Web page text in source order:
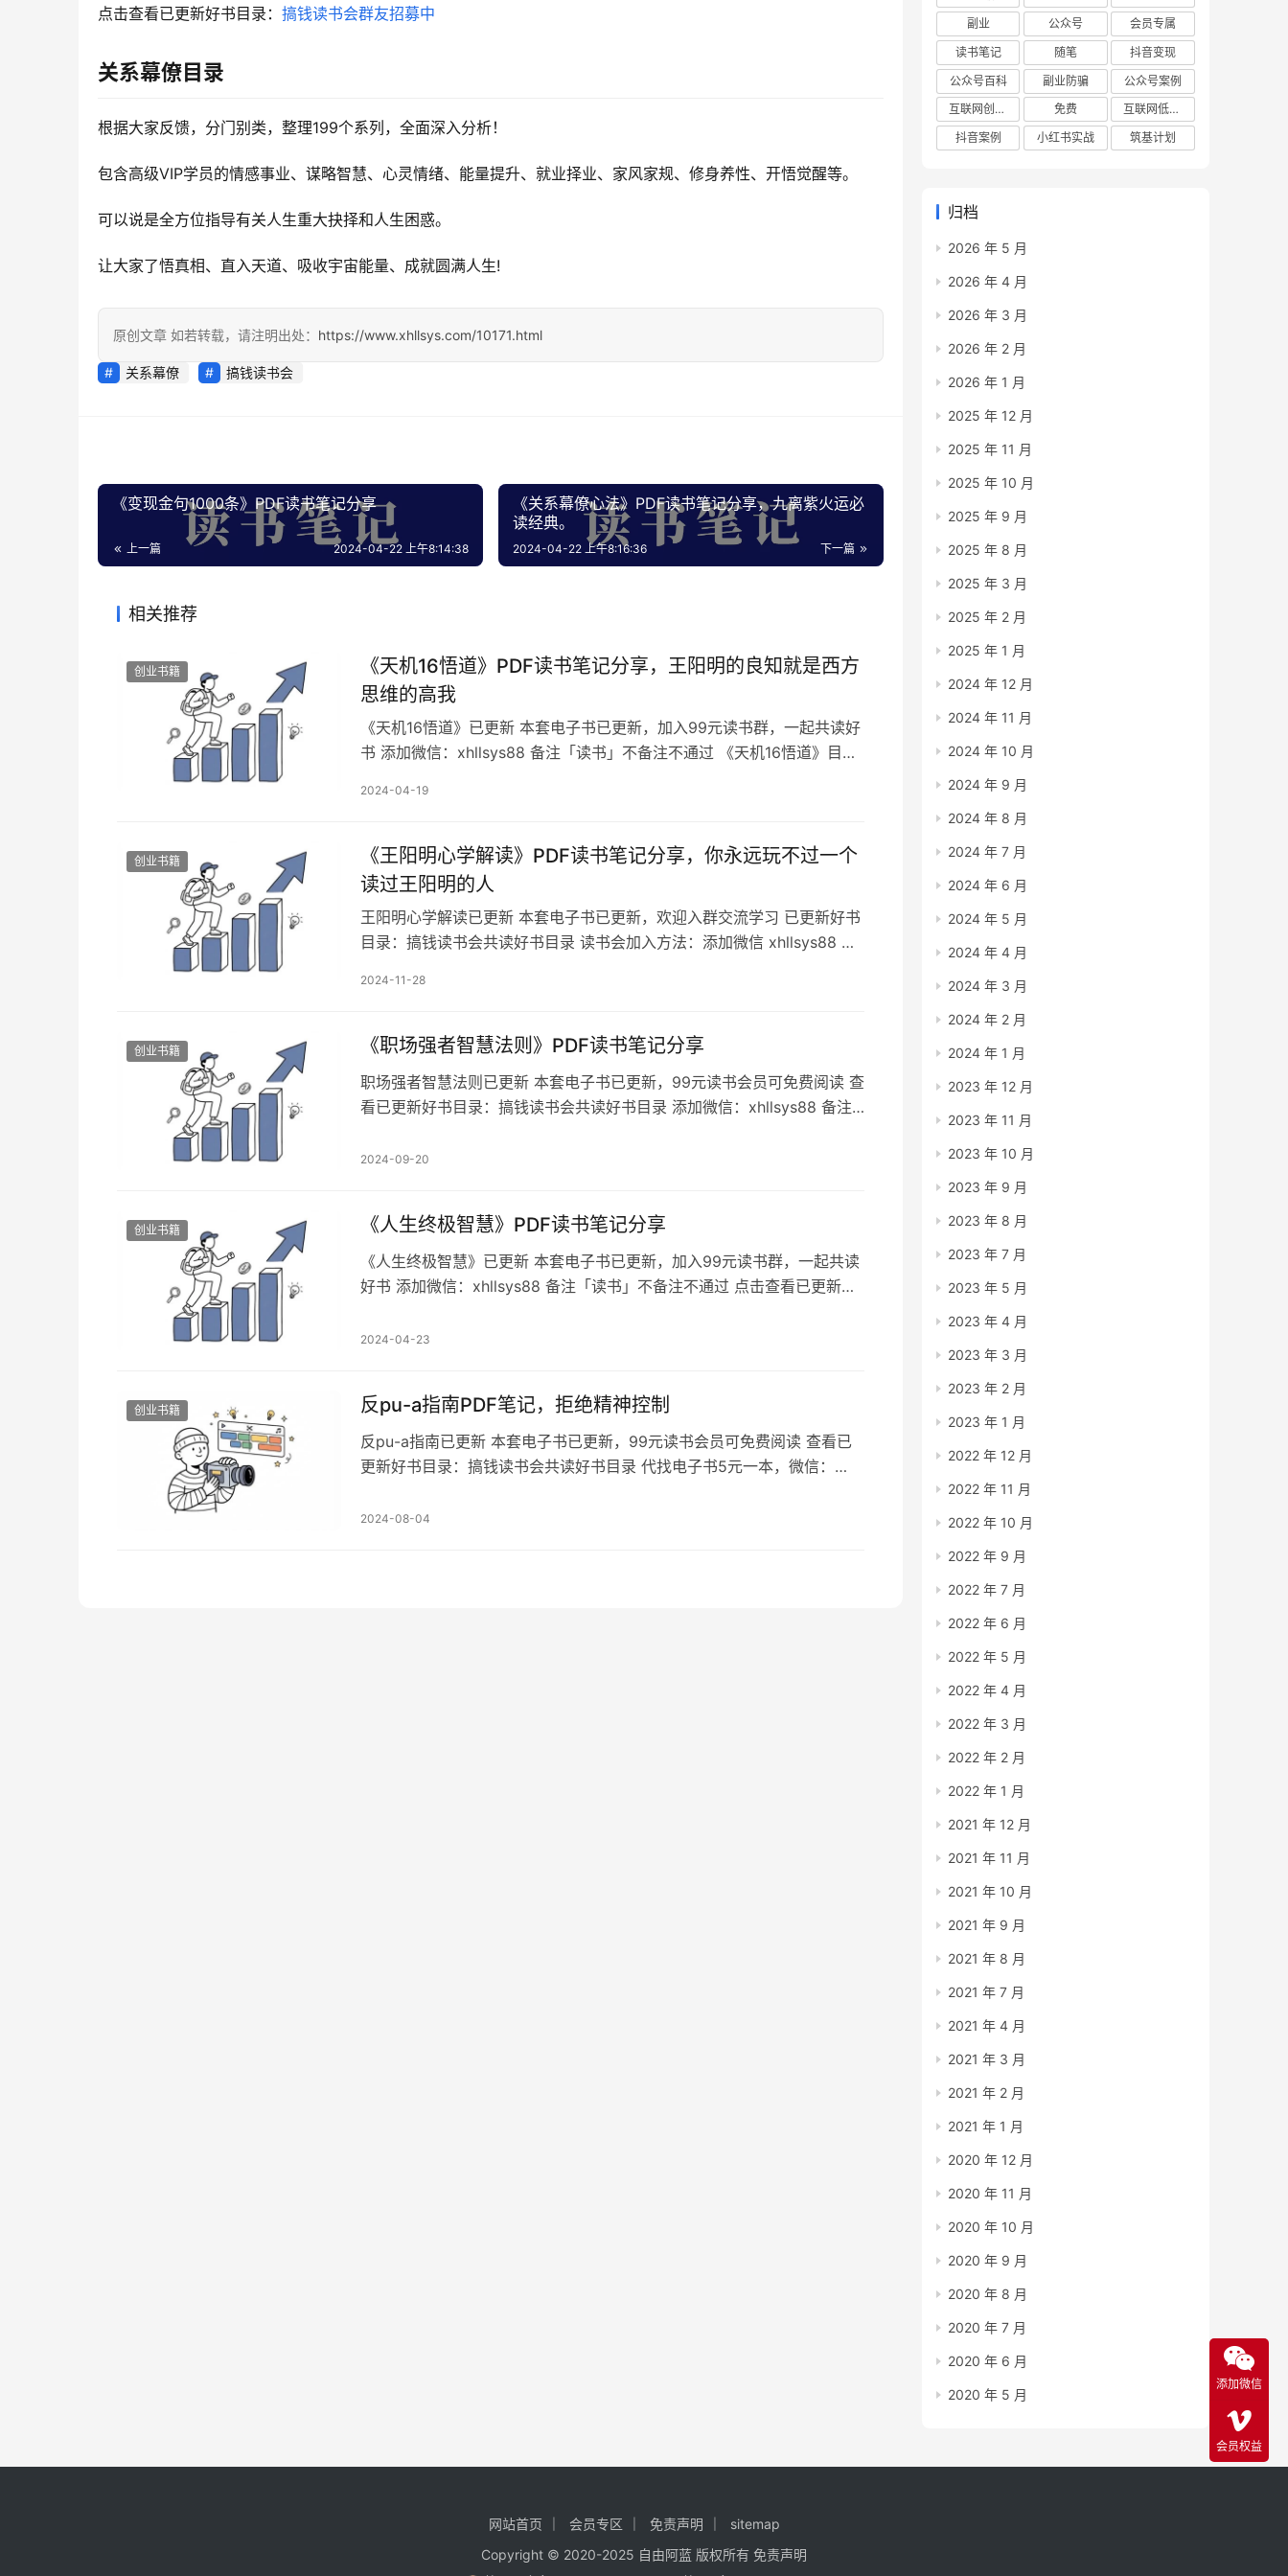
点击查看已更新好书目录： 搞钱读书会群友招募中
关系幕僚目录
根据大家反馈，分门别类，整理199个系列，全面深入分析！
包含高级VIP学员的情感事业、谋略智慧、心灵情绪、能量提升、就业择业、家风家规、修身养性、开悟觉醒等。
可以说是全方位指导有关人生重大抉择和人生困惑。
让大家了悟真相、直入天道、吸收宇宙能量、成就圆满人生!
原创文章 如若转载，请注明出处： https://www.xhllsys.com/10171.html
关系幕僚 搞钱读书会
《变现金句1000条》PDF读书笔记分享
上一篇 2024-04-22 上午8:14:38
《关系幕僚心法》PDF读书笔记分享，九离紫‬‎火运‬‎必
读经典。
下一篇
2024-04-22 上午8:16:36
相关推荐
创业书籍
《天机16悟道》PDF读书笔记分享，王阳明的良知就是西方
思维的高我
《天机16悟道》已更新 本套电子书已更新，加入99元读书群，一起共读好
书 添加微信：xhllsys88 备注「读书」不备注不通过 《天机16悟道》目录
高，难题就会…
2024-04-19
创业书籍
《王阳明心学解读》PDF读书笔记分享，你永远玩不过一个
读过王阳明的人
王阳明心学解读已更新 本套电子书已更新，欢迎入群交流学习 已更新好书
目录：搞钱读书会共读好书目录 读书会加入方法：添加微信 xhllsys88 发
焦虑! 王阳…
2024-11-28
创业书籍 《职场强者智慧法则》PDF读书笔记分享
职场强者智慧法则已更新 本套电子书已更新，99元读书会员可免费阅读 查
看已更新好书目录：搞钱读书会共读好书目录 添加微信：xhllsys88 备注
色色的人，也会遇到各种事情，无论好坏都当做是锻炼自己的机会。当与
2024-09-20
创业书籍 《人生终极智慧》PDF读书笔记分享
《人生终极智慧》已更新 本套电子书已更新，加入99元读书群，一起共读
好书 添加微信：xhllsys88 备注「读书」不备注不通过 点击查看已更新好
界‮佬大‬‎写‮书的‬‎。 我接‮的触‬‎人‮也，‬‎多是行业的‮人牛‬‎精英。 只要‮本这‬‎书、这‮人
2024-04-23
创业书籍 反pu-a指南PDF笔记，拒绝精神控制
反pu-a指南已更新 本套电子书已更新，99元读书会员可免费阅读 查看已
更新好书目录：搞钱读书会共读好书目录 代找电子书5元一本，微信：
个词开始频繁的出现我们身边， 就如视频中的女生所表现出来的， 开始女
2024-08-04
副业
公众号
会员专属
读书笔记
随笔
抖音变现
公众号百科
副业防骗
公众号案例
互联网创业项目
免费
互联网低成本创业项目
抖音案例
小红书实战 筑基计划
归档
2026 年 5 月
2026 年 4 月
2026 年 3 月
2026 年 2 月
2026 年 1 月
2025 年 12 月
2025 年 11 月
2025 年 10 月
2025 年 9 月
2025 年 8 月
2025 年 3 月
2025 年 2 月
2025 年 1 月
2024 年 12 月
2024 年 11 月
2024 年 10 月
2024 年 9 月
2024 年 8 月
2024 年 7 月
2024 年 6 月
2024 年 5 月
2024 年 4 月
2024 年 3 月
2024 年 2 月
2024 年 1 月
2023 年 12 月
2023 年 11 月
2023 年 10 月
2023 年 9 月
2023 年 8 月
2023 年 7 月
2023 年 5 月
2023 年 4 月
2023 年 3 月
2023 年 2 月
2023 年 1 月
2022 年 12 月
2022 年 11 月
2022 年 10 月
2022 年 9 月
2022 年 7 月
2022 年 6 月
2022 年 5 月
2022 年 4 月
2022 年 3 月
2022 年 2 月
2022 年 1 月
2021 年 12 月
2021 年 11 月
2021 年 10 月
2021 年 9 月
2021 年 8 月
2021 年 7 月
2021 年 4 月
2021 年 3 月
2021 年 2 月
2021 年 1 月
2020 年 12 月
2020 年 11 月
2020 年 10 月
2020 年 9 月
2020 年 8 月
2020 年 7 月
2020 年 6 月
2020 年 5 月
网站首页 会员专区 免责声明
sitemap
Copyright © 2020-2025 自由阿蓝 版权所有 免责声明
添加微信
会员权益